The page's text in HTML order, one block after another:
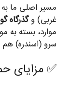
مسیر اصلی ما به
غربی) وگذرگاه
موارد، بسته به
سرو (اسندره) هم
✅ مزایای